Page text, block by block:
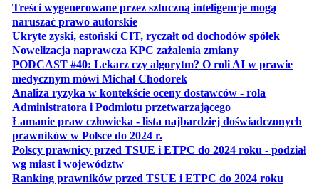
Treści wygenerowane przez sztuczną inteligencje mogą
naruszać prawo autorskieotwiera się w nowej karcie
Ukryte zyski, estoński CIT, ryczałt od dochodów spółekotwiera
Nowelizacja naprawcza KPC zażalenia zmianyotwiera się w
PODCAST #40: Lekarz czy algorytm? O roli AI w prawie
medycznym mówi Michał Chodorekotwiera się w nowej karcie
Analiza ryzyka w kontekście oceny dostawców - rola
Administratora i Podmiotu przetwarzającegootwiera się w
Łamanie praw człowieka - lista najbardziej doświadczonych
prawników w Polsce do 2024 r.
Polscy prawnicy przed TSUE i ETPC do 2024 roku - podział
wg miast i województwotwiera się w nowej karcie
Ranking prawników przed TSUE i ETPC do 2024 roku